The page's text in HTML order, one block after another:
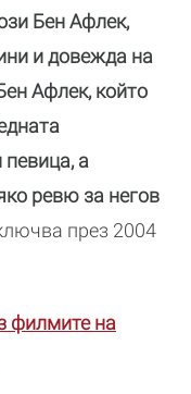
Бен Афлек,
и довежда на
Афлек, който
а
ревю за негов
през 2004
филмите на